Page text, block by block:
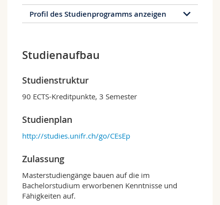
Profil des Studienprogramms anzeigen
DerMaster of Science in Wirtschaftsinformatik
absolventen desselben oder eines verwandten
Studienbereichs die Möglichkeit, ihre
Kenntnisse und Fähigkeiten in Informations-
Wirtschaft und Gesellschaft anzuwenden und
zu vertiefen.
Das Masterprogramm umfasst eine
Vorlesungsgruppe zum Thema
Wirtschaftsinformatik und Data Analytics und
Decision Support, eine zweite Gruppe an
Informatikkursen und einen dritten Teilbereich
mit Wahlkursen in der Betriebswirtschaft. Die
Studienaufbau
Studienstruktur
90 ECTS-Kreditpunkte, 3 Semester
Studienplan
http://studies.unifr.ch/go/CEsEp
Zulassung
Masterstudiengänge bauen auf die im
Bachelorstudium erworbenen Kenntnisse und
Fähigkeiten auf.